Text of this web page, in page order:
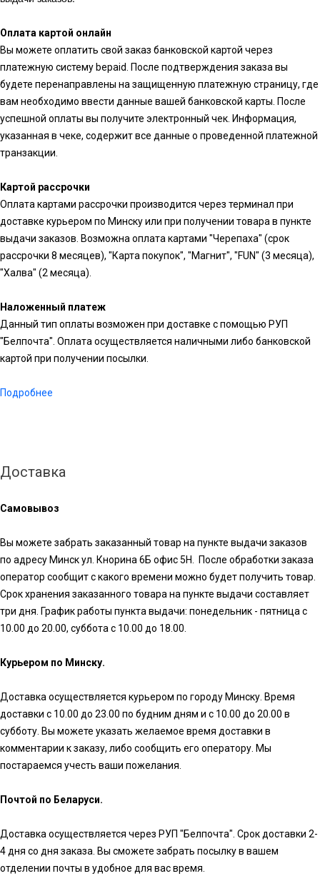
Оплата картой онлайн
Вы можете оплатить свой заказ банковской картой через
платежную систему bepaid. После подтверждения заказа вы
будете перенаправлены на защищенную платежную страницу, где
вам необходимо ввести данные вашей банковской карты. После
успешной оплаты вы получите электронный чек. Информация,
указанная в чеке, содержит все данные о проведенной платежной
транзакции.
Картой рассрочки
Оплата картами рассрочки производится через терминал при
доставке курьером по Минску или при получении товара в пункте
выдачи заказов. Возможна оплата картами "Черепаха" (срок
рассрочки 8 месяцев), "Карта покупок", "Магнит", "FUN" (3 месяца),
"Халва" (2 месяца).
Наложенный платеж
Данный тип оплаты возможен при доставке с помощью РУП
"Белпочта". Оплата осуществляется наличными либо банковской
картой при получении посылки.
Подробнее
Доставка
Самовывоз
Вы можете забрать заказанный товар на пункте выдачи заказов
по адресу Минск ул. Кнорина 6Б офис 5Н. После обработки заказа
оператор сообщит с какого времени можно будет получить товар.
Срок хранения заказанного товара на пункте выдачи составляет
три дня. График работы пункта выдачи: понедельник - пятница с
10.00 до 20.00, суббота с 10.00 до 18.00.
Курьером по Минску.
Доставка осуществляется курьером по городу Минску. Время
доставки с 10.00 до 23.00 по будним дням и с 10.00 до 20.00 в
субботу. Вы можете указать желаемое время доставки в
комментарии к заказу, либо сообщить его оператору. Мы
постараемся учесть ваши пожелания.
Почтой по Беларуси.
Доставка осуществляется через РУП "Белпочта". Срок доставки 2-
4 дня со дня заказа. Вы сможете забрать посылку в вашем
отделении почты в удобное для вас время.